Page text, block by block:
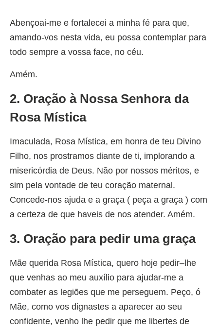
Abençoai-me e fortalecei a minha fé para que,
amando-vos nesta vida, eu possa contemplar para
todo sempre a vossa face, no céu.
Amém.
2. Oração à Nossa Senhora da
Rosa Mística
Imaculada, Rosa Mística, em honra de teu Divino
Filho, nos prostramos diante de ti, implorando a
misericórdia de Deus. Não por nossos méritos, e
sim pela vontade de teu coração maternal.
Concede-nos ajuda e a graça ( peça a graça ) com
a certeza de que haveis de nos atender. Amém.
3. Oração para pedir uma graça
Mãe querida Rosa Mística, quero hoje pedir–lhe
que venhas ao meu auxílio para ajudar-me a
combater as legiões que me perseguem. Peço, ó
Mãe, como vos dignastes a aparecer ao seu
confidente, venho lhe pedir que me libertes de